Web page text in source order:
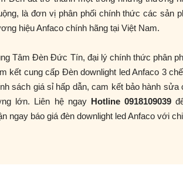
là đơn vị phân phối chính thức các sản
hiệu Anfaco chính hãng tại Việt Nam.
Tâm Đèn Đức Tín, đại lý chính thức phân
kết cung cấp Đèn downlight led Anfaco 3
sách giá sỉ hấp dẫn, cam kết bảo hành
lớn. Liên hệ ngay Hotline 0918109039
ngay báo giá đèn downlight led Anfaco với